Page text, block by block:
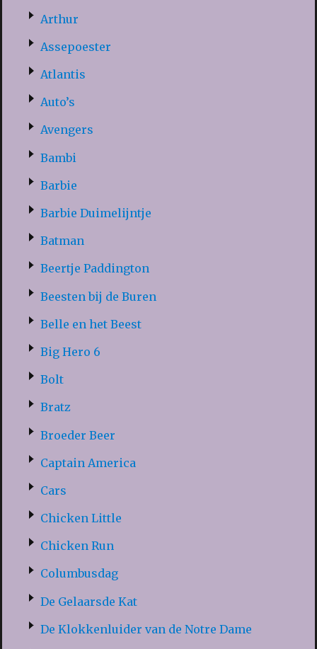
Arthur
Assepoester
Atlantis
Auto’s
Avengers
Bambi
Barbie
Barbie Duimelijntje
Batman
Beertje Paddington
Beesten bij de Buren
Belle en het Beest
Big Hero 6
Bolt
Bratz
Broeder Beer
Captain America
Cars
Chicken Little
Chicken Run
Columbusdag
De Gelaarsde Kat
De Klokkenluider van de Notre Dame